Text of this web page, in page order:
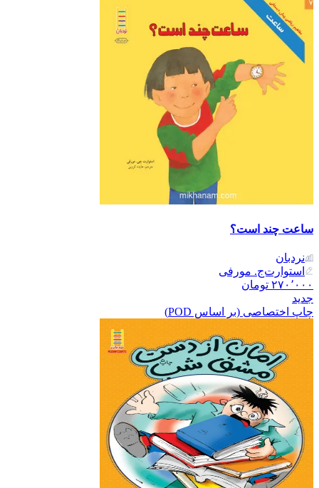
ساعت چند است؟
نردبان
استوارت‌ج. مورفی
۲۷۰٬۰۰۰ تومان
جدید
چاپ اختصاصی (بر اساس POD)